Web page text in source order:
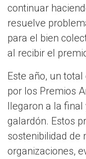
continuar
resuelve
para el bien
al recibir el
Este año, un
por los Premios
llegaron a la final
galardón. Estos
sostenibilidad de
organizaciones,